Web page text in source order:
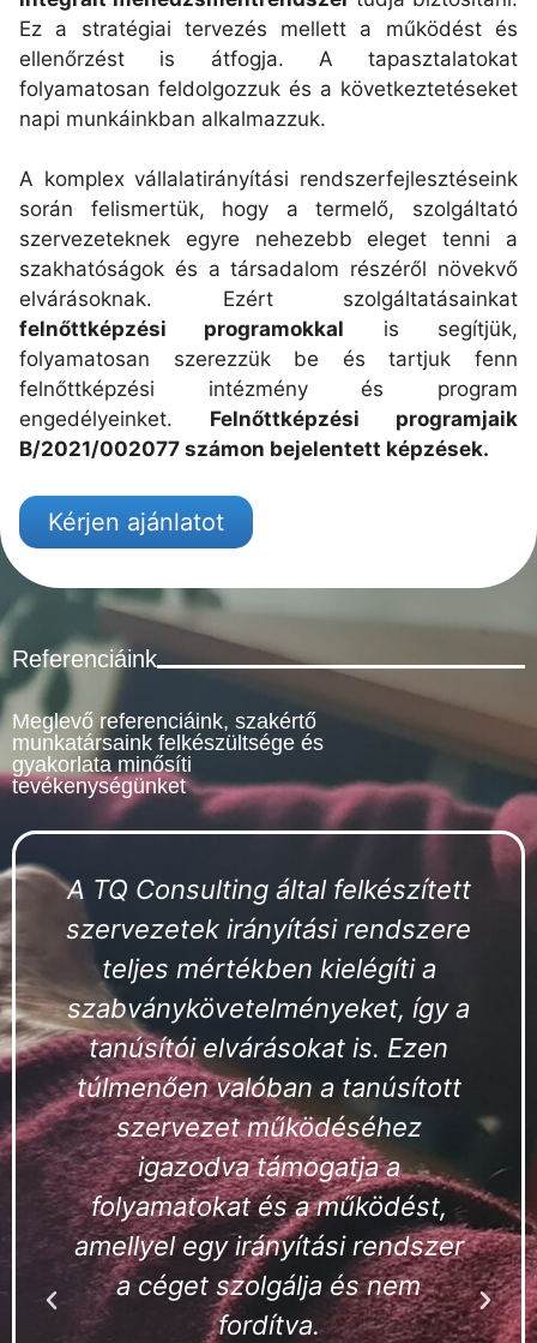
Ez a stratégiai tervezés mellett a működést és
ellenőrzést is átfogja. A tapasztalatokat
folyamatosan feldolgozzuk és a következtetéseket
napi munkáinkban alkalmazzuk.
A komplex vállalatirányítási rendszerfejlesztéseink
során felismertük, hogy a termelő, szolgáltató
szervezeteknek egyre nehezebb eleget tenni a
szakhatóságok és a társadalom részéről növekvő
elvárásoknak. Ezért szolgáltatásainkat
felnőttképzési programokkal is segítjük,
folyamatosan szerezzük be és tartjuk fenn
felnőttképzési intézmény és program
engedélyeinket. Felnőttképzési programjaik
B/2021/002077 számon bejelentett képzések.
Kérjen ajánlatot
Referenciáink
Meglevő referenciáink, szakértő
munkatársaink felkészültsége és
gyakorlata minősíti
tevékenységünket
A TQ Consulting által felkészített
szervezetek irányítási rendszere
teljes mértékben kielégíti a
szabványkövetelményeket, így a
tanúsítói elvárásokat is. Ezen
túlmenően valóban a tanúsított
szervezet működéséhez
igazodva támogatja a
folyamatokat és a működést,
amellyel egy irányítási rendszer
a céget szolgálja és nem
fordítva.